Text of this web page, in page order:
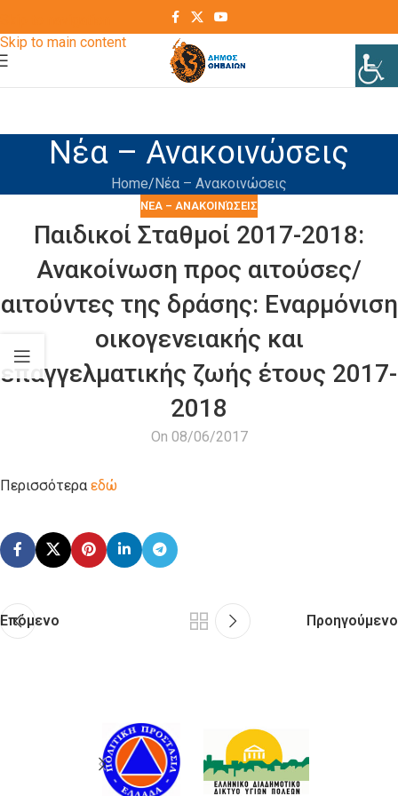
Skip to main content
Νέα – Ανακοινώσεις
Home Νέα – Ανακοινώσεις
ΝΈΑ – ΑΝΑΚΟΙΝΏΣΕΙΣ
Παιδικοί Σταθμοί 2017-2018:
Ανακοίνωση προς αιτούσες/
αιτούντες της δράσης: Εναρμόνιση
οικογενειακής και
επαγγελματικής ζωής έτους 2017-
2018
On 08/06/2017
Περισσότερα εδώ
Επόμενο Προηγούμενο